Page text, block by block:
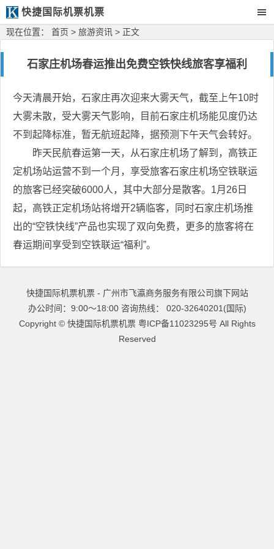
快捷国际机票机票
现在位置： 首页 > 旅游资讯 > 正文
石家庄机场春运推出免费空铁快线旅客享福利
今天清晨开始，石家庄再次迎来大雾天气，截至上午10时
大雾未散，受大雾天气影响，目前石家庄机场能见度仍达
不到起降标准，暂无航班起降，据预测下午天气会转好。
昨天民航春运第一天，从石家庄机场了解到，高铁正
定机场站运营不到一个月，享受旅客石家庄机场空铁联运
的旅客已经突破6000人，其中大部分是散客。1月26日
起，高铁正定机场站将增开2辆临客，同时石家庄机场推
出的“空铁快线”产品也实现了双向免费，更多的旅客将在
春运期间享受到空铁联运“福利”。
快捷国际机票机票 - 广州市飞瀛商务服务有限公司旗下网站
办公时间：9:00～18:00 咨询热线： 020-32640201(国际)
Copyright © 快捷国际机票机票 粤ICP备11023295号 All Rights
Reserved